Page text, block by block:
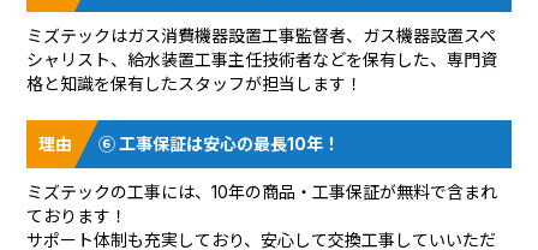
ミズテックはガス消費機器設置工事監督者、ガス機器設置スペ
シャリスト、給水装置工事主任技術者などを保有した、専門資
格と知識を保有したスタッフが担当します！
⑥ 工事保証は安心の最長10年！
ミズテックの工事には、10年の商品・工事保証が無料で含まれ
ております！
サポート体制も充実しており、安心して交換工事していいただ